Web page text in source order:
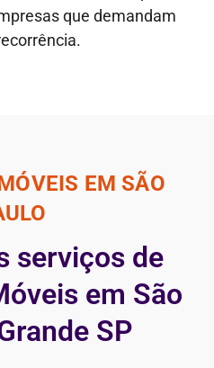
que demandam
EM SÃO
serviços de
em São
SP